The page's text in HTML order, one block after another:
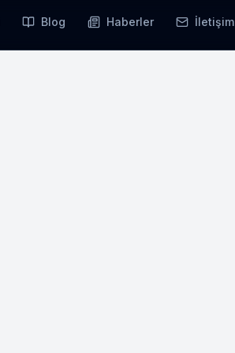
Blog Haberler İletişim